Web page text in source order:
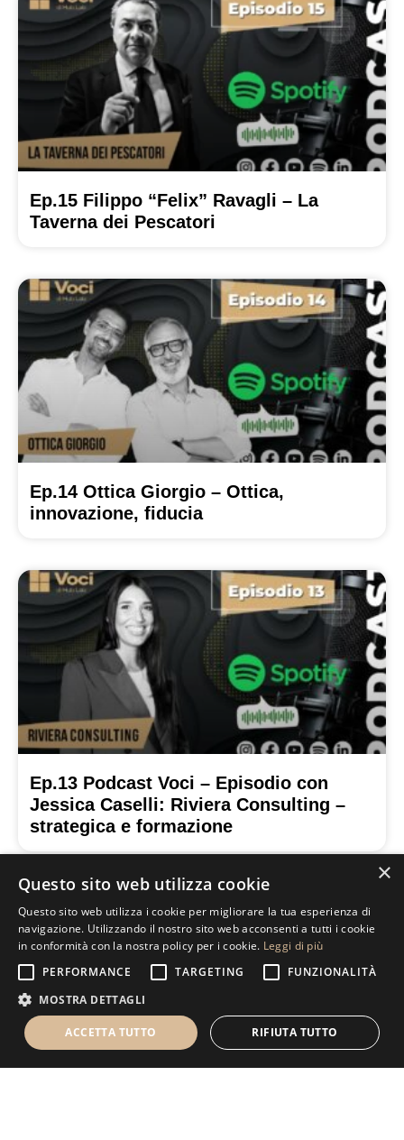
Ep.15 Filippo “Felix” Ravagli – La
Taverna dei Pescatori
Ep.14 Ottica Giorgio – Ottica,
innovazione, fiducia
Ep.13 Podcast Voci – Episodio con
Jessica Caselli: Riviera Consulting –
strategica e formazione
Vuoi affittare anche tu Hub
Lab?
Contattaci ora
INDIRIZZO
Via Giuseppe Filippini, 1, 61032 Zona
×
Questo sito web utilizza cookie
Questo sito web utilizza i cookie per migliorare la tua esperienza di
navigazione. Utilizzando il nostro sito web acconsenti a tutti i cookie
in conformità con la nostra policy per i cookie. Leggi di più
PERFORMANCE
TARGETING
FUNZIONALITÀ
MOSTRA DETTAGLI
ACCETTA TUTTO RIFIUTA TUTTO